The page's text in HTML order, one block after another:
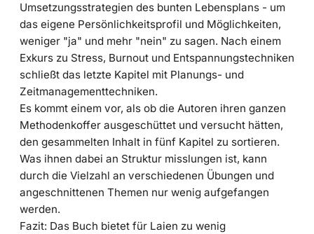
Umsetzungsstrategien des bunten Lebensplans - um
das eigene Persönlichkeitsprofil und Möglichkeiten,
weniger "ja" und mehr "nein" zu sagen. Nach einem
Exkurs zu Stress, Burnout und Entspannungstechniken
schließt das letzte Kapitel mit Planungs- und
Zeitmanagementtechniken.
Es kommt einem vor, als ob die Autoren ihren ganzen
Methodenkoffer ausgeschüttet und versucht hätten,
den gesammelten Inhalt in fünf Kapitel zu sortieren.
Was ihnen dabei an Struktur misslungen ist, kann
durch die Vielzahl an verschiedenen Übungen und
angeschnittenen Themen nur wenig aufgefangen
werden.
Fazit: Das Buch bietet für Laien zu wenig